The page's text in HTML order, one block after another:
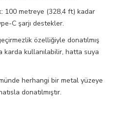
100 metreye (328,4 ft) kadar
C şarjı destekler.
özelliğiyle donatılmış
karda kullanılabilir, hatta suya
herhangi bir metal yüzeye
donatılmıştır.